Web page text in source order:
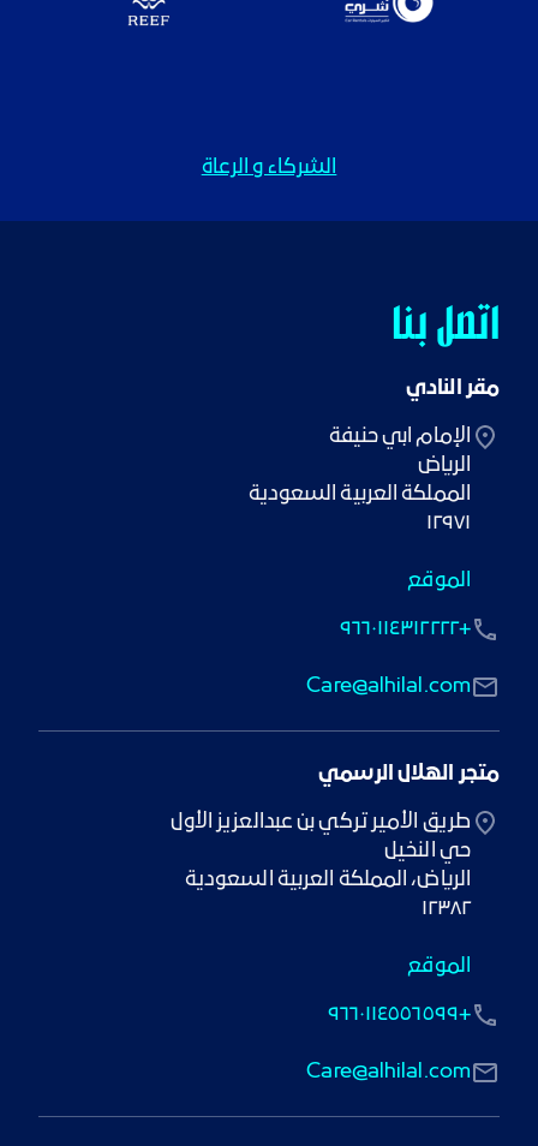
الشركاء و الرعاة
اتصل بنا
مقر النادي
١٢٩٧١
الموقع
Care@alhilal.com
+٩٦٦٠١١٤٣١٢٢٢٢
متجر الهلال الرسمي
حي النخيل
١٢٣٨٢
الموقع
Care@alhilal.com
+٩٦٦٠١١٤٥٥٦٥٩٩